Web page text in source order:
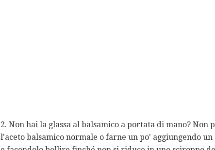
2. Non hai la glassa al balsamico a portata di mano?
l'aceto balsamico normale o farne un po' aggiungendo